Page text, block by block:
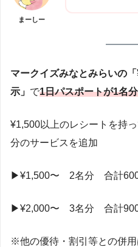
まーしー
マークイズみなとみらいの
示」 で1日パスポートが1名
¥1,500以上のレシートを持
分のサービスを追加
▶︎¥1,500〜 2名分 合計600
▶︎¥2,000〜 3名分 合計900
※他の優待・割引等との併